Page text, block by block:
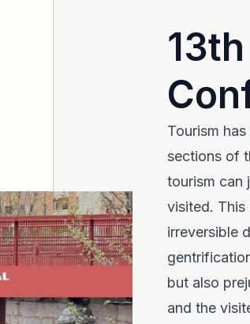
Tourism
sections of
tourism can
visited. This
irreversible
but also
and the